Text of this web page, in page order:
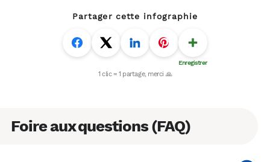
Partager cette infographie
Foire aux questions (FAQ)